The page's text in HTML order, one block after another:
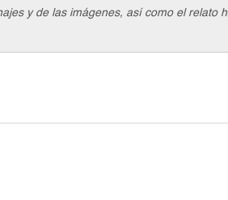
y de las imágenes, así como el relato